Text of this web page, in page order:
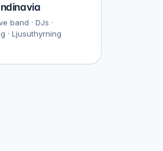
band · DJs ·
· Ljusuthyrning